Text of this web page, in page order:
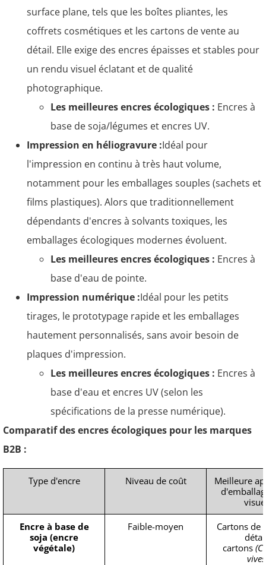
surface plane, tels que les boîtes pliantes, les
coffrets cosmétiques et les cartons de vente au
détail. Elle exige des encres épaisses et stables pour
un rendu visuel éclatant et de qualité
photographique.
Les meilleures encres écologiques : Encres à
base de soja/légumes et encres UV.
Impression en héliogravure :Idéal pour
l'impression en continu à très haut volume,
notamment pour les emballages souples (sachets et
films plastiques). Alors que traditionnellement
dépendants d'encres à solvants toxiques, les
emballages écologiques modernes évoluent.
Les meilleures encres écologiques : Encres à
base d'eau de pointe.
Impression numérique :Idéal pour les petits
tirages, le prototypage rapide et les emballages
hautement personnalisés, sans avoir besoin de
plaques d'impression.
Les meilleures encres écologiques : Encres à
base d'eau et encres UV (selon les
spécifications de la presse numérique).
Comparatif des encres écologiques pour les marques
B2B :
Type d'encre Niveau de coût
Meilleure
Encre à base de
soja (encre
végétale)
Faible-moyen
Cartons de
cartons